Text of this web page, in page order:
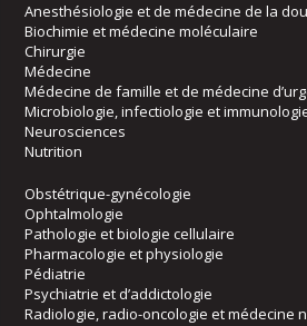
Anesthésiologie et de médecine de la
Biochimie et médecine moléculaire
Chirurgie
Médecine
Médecine de famille et de médecine
Microbiologie, infectiologie et
Neurosciences
Nutrition
Obstétrique-gynécologie
Ophtalmologie
Pathologie et biologie cellulaire
Pharmacologie et physiologie
Pédiatrie
Psychiatrie et d’addictologie
Radiologie, radio-oncologie et médecine